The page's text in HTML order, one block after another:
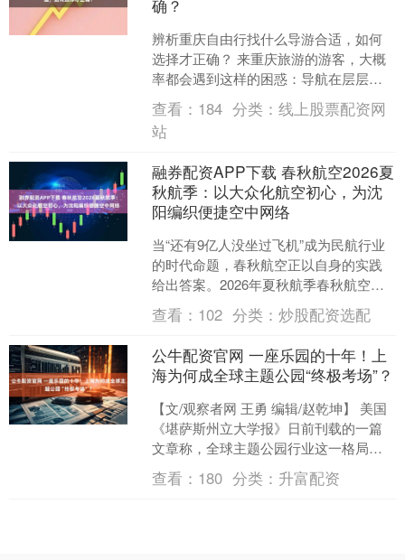
确？
辨析重庆自由行找什么导游合适，如何
选择才正确？ 来重庆旅游的游客，大概
率都会遇到这样的困惑：导航在层层立
交里失灵，洪崖洞入口绕三圈找不到，
热门景点排队两小时拍照....
查看： 184 分类：线上股票配资网
站
融券配资APP下载 春秋航空2026夏
秋航季：以大众化航空初心，为沈
阳编织便捷空中网络
当“还有9亿人没坐过飞机”成为民航行业
的时代命题，春秋航空正以自身的实践
给出答案。2026年夏秋航季春秋航空在
沈阳开通50+航线、周航班量达140班
次、新增5大....
查看： 102 分类：炒股配资选配
公牛配资官网 一座乐园的十年！上
海为何成全球主题公园“终极考场”？
【文/观察者网 王勇 编辑/赵乾坤】 美国
《堪萨斯州立大学报》日前刊载的一篇
文章称，全球主题公园行业这一格局正
在发生改变。过去十五年间，中国已崛
起为全球最活跃的....
查看： 180 分类： 升富配资